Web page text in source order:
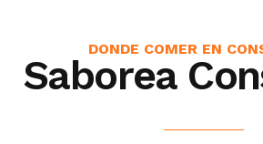
DONDE COMER EN
Saborea